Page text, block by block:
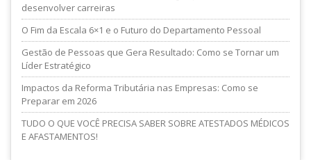
desenvolver carreiras
O Fim da Escala 6×1 e o Futuro do Departamento Pessoal
Gestão de Pessoas que Gera Resultado: Como se Tornar um
Líder Estratégico
Impactos da Reforma Tributária nas Empresas: Como se
Preparar em 2026
TUDO O QUE VOCÊ PRECISA SABER SOBRE ATESTADOS MÉDICOS
E AFASTAMENTOS!